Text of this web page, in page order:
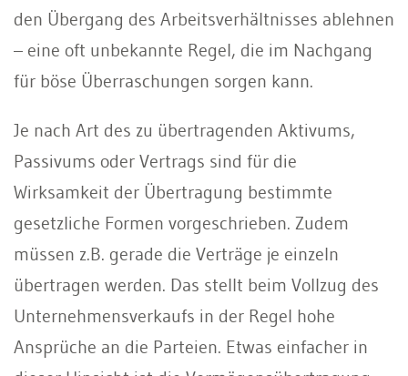
den Übergang des Arbeitsverhältnisses ablehnen
– eine oft unbekannte Regel, die im Nachgang
für böse Überraschungen sorgen kann.
Je nach Art des zu übertragenden Aktivums,
Passivums oder Vertrags sind für die
Wirksamkeit der Übertragung bestimmte
gesetzliche Formen vorgeschrieben. Zudem
müssen z.B. gerade die Verträge je einzeln
übertragen werden. Das stellt beim Vollzug des
Unternehmensverkaufs in der Regel hohe
Ansprüche an die Parteien. Etwas einfacher in